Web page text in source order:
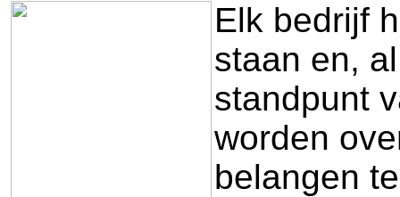
Elk bedrijf
staan en,
standpunt
worden
belangen